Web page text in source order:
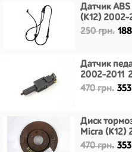
Датчик
(K12) 2002-
250 грн.
Датчик
2002-2011
470 грн.
Диск
Micra (K12)
470 грн.